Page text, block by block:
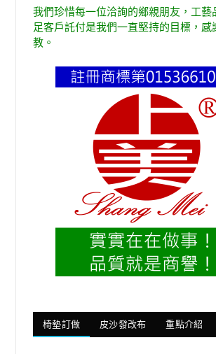
我們珍惜每一位洽詢的鄉親朋友，工藝
足客戶託付是我們一直堅持的目標，感
教。
椅墊訂做 皮沙發改布 重點介紹